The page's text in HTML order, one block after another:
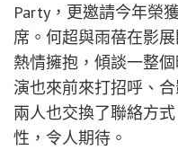
Party，更邀請今年榮
席。何超與雨蓓在影
熱情擁抱，傾談一整
演也來前來打招呼、
兩人也交換了聯絡方
性，令人期待。